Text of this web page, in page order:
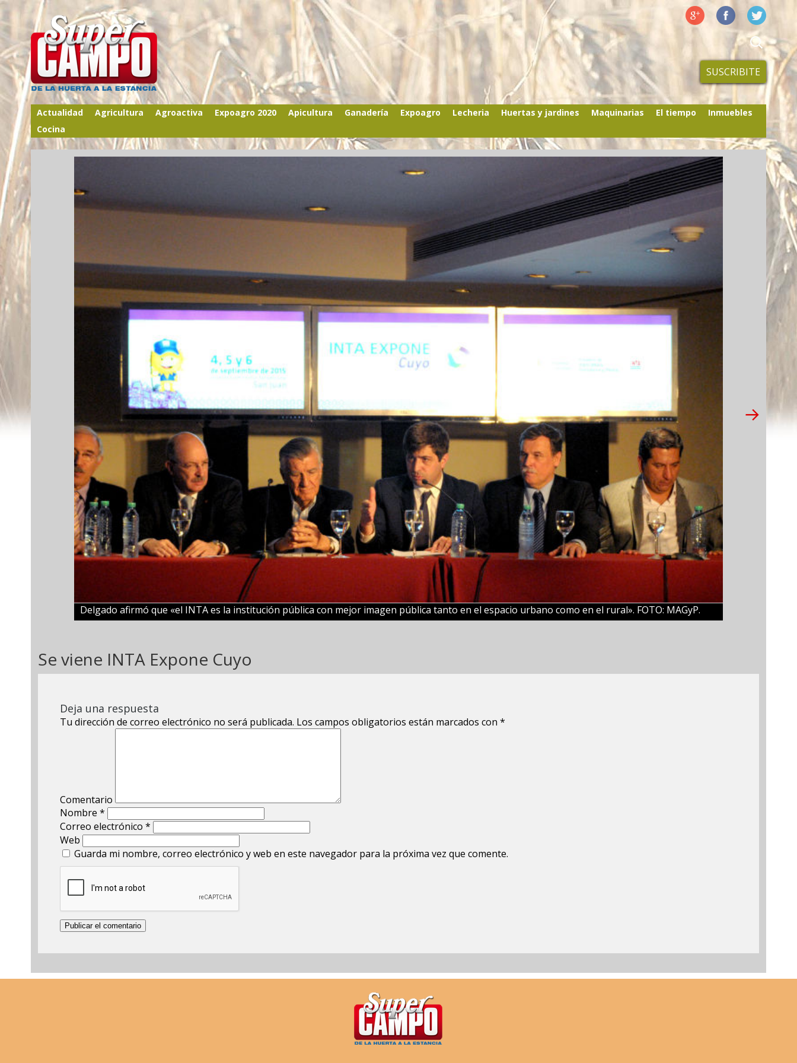
SUSCRIBITE
Actualidad Agricultura Agroactiva Expoagro 2020 Apicultura Ganadería Expoagro Lecheria Huertas y jardines Maquinarias El tiempo
Inmuebles
Cocina
Delgado afirmó que «el INTA es la institución pública con mejor imagen pública tanto en el espacio urbano como en el rural». FOTO: MAGyP.
Se viene INTA Expone Cuyo
Deja una respuesta
Tu dirección de correo electrónico no será publicada. Los campos obligatorios están marcados con *
Comentario
Nombre *
Correo electrónico *
Web
Guarda mi nombre, correo electrónico y web en este navegador para la próxima vez que comente.